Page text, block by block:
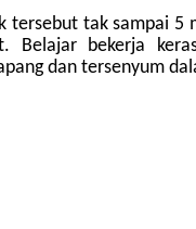
tersebut tak sampai
Belajar bekerja
dan tersenyum